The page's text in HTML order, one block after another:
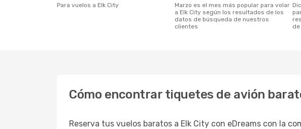
Para vuelos a Elk City
marzo es el mes más popular para volar
a Elk City según los resultados de los
datos de búsqueda de nuestros
clientes
diciembre es el mes menos popular
Cómo encontrar tiquetes de avión
Reserva tus vuelos baratos a Elk City con eDreams con la